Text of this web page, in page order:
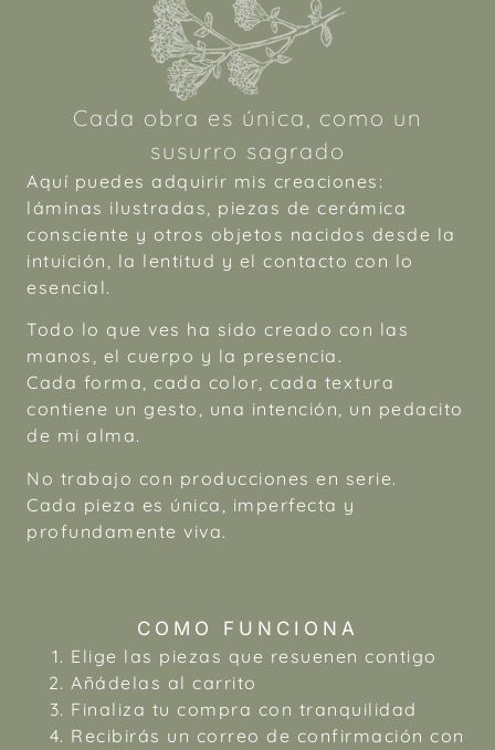
Cada obra es única, como un
susurro sagrado
Aquí puedes adquirir mis creaciones:
láminas ilustradas, piezas de cerámica
consciente y otros objetos nacidos desde la
intuición, la lentitud y el contacto con lo
esencial.
Todo lo que ves ha sido creado con las
manos, el cuerpo y la presencia.
Cada forma, cada color, cada textura
contiene un gesto, una intención, un pedacito
de mi alma.
No trabajo con producciones en serie.
Cada pieza es única, imperfecta y
profundamente viva.
COMO FUNCIONA
Elige las piezas que resuenen contigo
Añádelas al carrito
Finaliza tu compra con tranquilidad
Recibirás un correo de confirmación con